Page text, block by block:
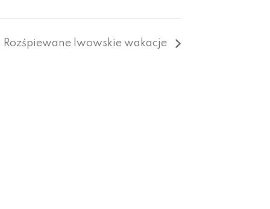
Rozśpiewane lwowskie wakacje